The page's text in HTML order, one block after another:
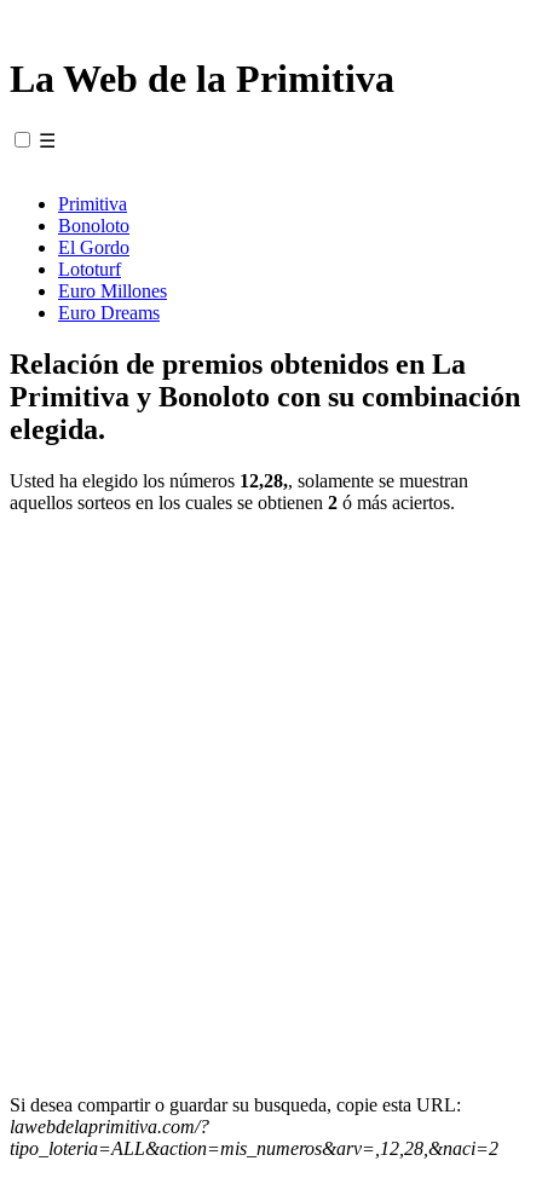
La Web de la Primitiva
☰
Primitiva
Bonoloto
El Gordo
Lototurf
Euro Millones
Euro Dreams
Relación de premios obtenidos en La
Primitiva y Bonoloto con su combinación
elegida.
Usted ha elegido los números 12,28,, solamente se muestran
aquellos sorteos en los cuales se obtienen 2 ó más aciertos.
Si desea compartir o guardar su busqueda, copie esta URL:
lawebdelaprimitiva.com/?
tipo_loteria=ALL&action=mis_numeros&arv=,12,28,&naci=2